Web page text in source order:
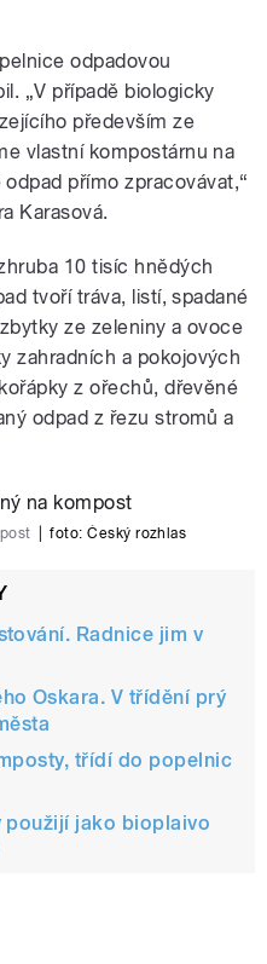
odpadovou
„V případě biologicky
především ze
vlastní kompostárnu na
přímo zpracovávat,“
Karasová.
10 tisíc hnědých
tvoří tráva, listí, spadané
ze zeleniny a ovoce
zahradních a pokojových
z ořechů, dřevěné
odpad z řezu stromů a
foto:Český rozhlas
Radnice jim v
Oskara. V třídění prý
třídí do popelnic
použijí jako bioplaivo